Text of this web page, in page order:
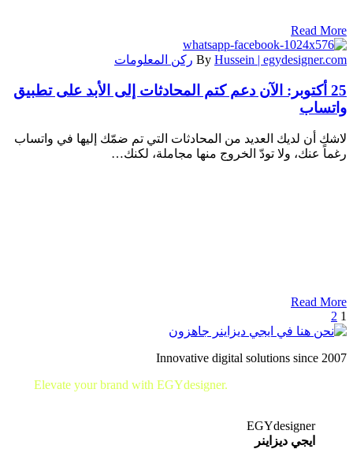
Read More
By Hussein | egydesigner.com ركن المعلومات
25 أكتوبر:
الآن دعم كتم المحادثات إلى الأبد على تطبيق
واتساب
لاشك أن لديك العديد من المحادثات التي تم ضمّك إليها في واتساب
رغماً عنك، ولا تودّ الخروج منها مجاملة، لكنك…
Read More
1
2
Innovative digital solutions since 2007
Elevate your brand with EGYdesigner.
EGYdesigner
ايجي ديزاينر